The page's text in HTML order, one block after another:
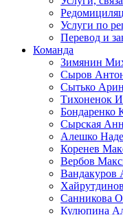
Услуги по
Перевод и
Команда
Зимянин
Сыров
Сытько
Тихоненок
Бондаренко
Сырская
Алешко
Коренев
Вербов
Вандакуров
Санникова
Кулюпина